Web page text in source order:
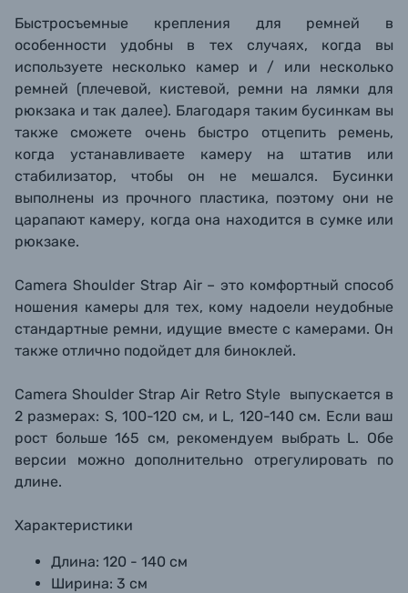
Быстросъемные крепления для ремней в
особенности удобны в тех случаях, когда вы
используете несколько камер и / или несколько
ремней (плечевой, кистевой, ремни на лямки для
рюкзака и так далее). Благодаря таким бусинкам вы
также сможете очень быстро отцепить ремень,
когда устанавливаете камеру на штатив или
стабилизатор, чтобы он не мешался. Бусинки
выполнены из прочного пластика, поэтому они не
царапают камеру, когда она находится в сумке или
рюкзаке.
Camera Shoulder Strap Air – это комфортный способ
ношения камеры для тех, кому надоели неудобные
стандартные ремни, идущие вместе с камерами. Он
также отлично подойдет для биноклей.
Camera Shoulder Strap Air Retro Style выпускается в
2 размерах: S, 100-120 см, и L, 120-140 см. Если ваш
рост больше 165 см, рекомендуем выбрать L. Обе
версии можно дополнительно отрегулировать по
длине.
Характеристики
Длина: 120 - 140 см
Ширина: 3 см